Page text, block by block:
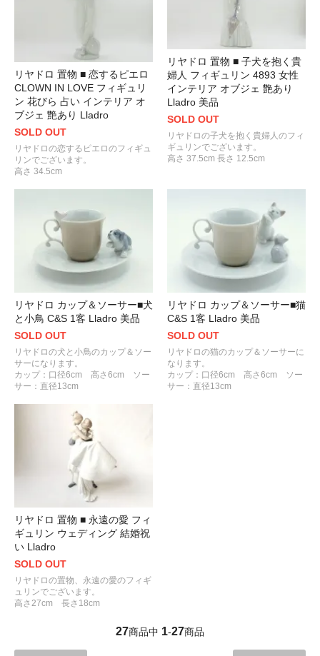
リヤドロ 置物 ■ 恋するピエロ
CLOWN IN LOVE フィギュリ
ン 花びら 占い インテリア オ
ブジェ 艶あり Lladro
SOLD OUT
リヤドロの恋するピエロのフィギュ
リンでございます。
高さ 34.5cm
リヤドロ 置物 ■ 子犬を抱く貴
婦人 フィギュリン 4893 女性
インテリア オブジェ 艶あり
Lladro 美品
SOLD OUT
リヤドロの子犬を抱く貴婦人のフィ
ギュリンでございます。
高さ 37.5cm 長さ 12.5cm
リヤドロ カップ＆ソーサー■犬
と小鳥 C&S 1客 Lladro 美品
SOLD OUT
リヤドロの犬と小鳥のカップ＆ソー
サーになります。
カップ：口径6cm 高さ6cm ソー
サー：直径13cm
リヤドロ カップ＆ソーサー■猫
C&S 1客 Lladro 美品
SOLD OUT
リヤドロの猫のカップ＆ソーサーに
なります。
カップ：口径6cm 高さ6cm ソー
サー：直径13cm
リヤドロ 置物 ■ 永遠の愛 フィ
ギュリン ウェディング 結婚祝
い Lladro
SOLD OUT
リヤドロの置物、永遠の愛のフィギ
ュリンでございます。
高さ27cm 長さ18cm
27商品中 1-27商品